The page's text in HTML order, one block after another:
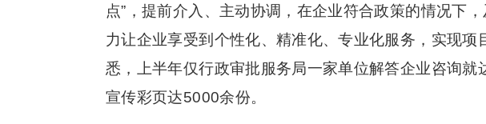
点”，提前介入、主动协调，在企业符合政策的情况下
力让企业享受到个性化、精准化、专业化服务，实现项
悉，上半年仅行政审批服务局一家单位解答企业咨询
宣传彩页达5000余份。